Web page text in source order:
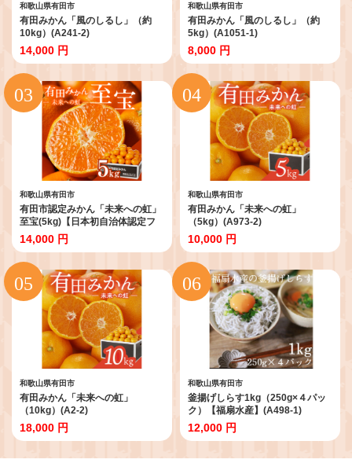
和歌山県有田市
有田みかん「風のしるし」（約
10kg）(A241-2)
14,000 円
和歌山県有田市
有田みかん「風のしるし」（約
5kg）(A1051-1)
8,000 円
和歌山県有田市
有田市認定みかん「未来への虹」
至宝(5kg)【日本初自治体認定フ
ルーツ】(A1-2)
14,000 円
和歌山県有田市
有田みかん「未来への虹」
（5kg）(A973-2)
10,000 円
和歌山県有田市
有田みかん「未来への虹」
（10kg）(A2-2)
18,000 円
和歌山県有田市
釜揚げしらす1kg（250g×４パッ
ク）【福扇水産】(A498-1)
12,000 円